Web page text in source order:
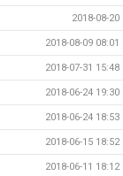
2018-08-20
2018-08-09 08:01
2018-07-31 15:48
2018-06-24 19:30
2018-06-24 18:53
2018-06-15 18:52
2018-06-11 18:12